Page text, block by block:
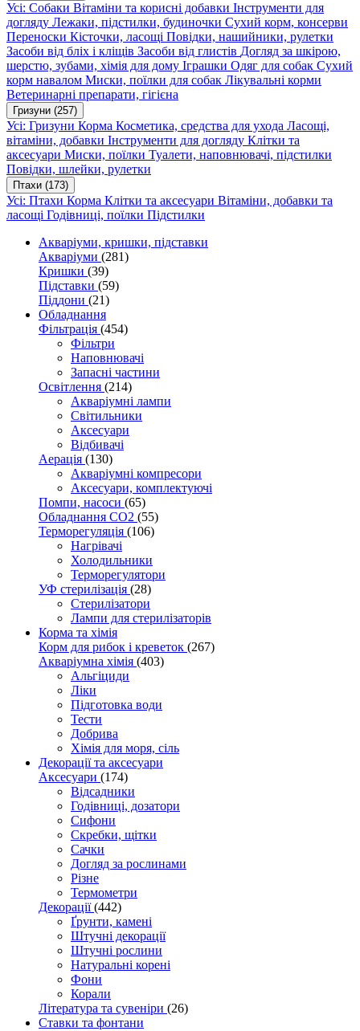
Усі: Собаки Вітаміни та корисні добавки Інструменти для
догляду Лежаки, підстилки, будиночки Сухий корм, консерви
Переноски Кісточки, ласощі Повідки, нашийники, рулетки
Засоби від бліх і кліщів Засоби від глистів Догляд за шкірою,
шерстю, зубами, хімія для дому Іграшки Одяг для собак Сухий
корм навалом Миски, поїлки для собак Лікувальні корми
Ветеринарні препарати, гігієна
Гризуни (257)
Усі: Гризуни Корма Косметика, средства для ухода Ласощі,
вітаміни, добавки Інструменти для догляду Клітки та
аксесуари Миски, поїлки Туалети, наповнювачі, підстилки
Повідки, шлейки, рулетки
Птахи (173)
Усі: Птахи Корма Клітки та аксесуари Вітаміни, добавки та
ласощі Годівниці, поїлки Підстилки
Акваріуми, кришки, підставки
Акваріуми (281)
Кришки (39)
Підставки (59)
Піддони (21)
Обладнання
Фільтрація (454)
Фільтри
Наповнювачі
Запасні частини
Освітлення (214)
Акваріумні лампи
Світильники
Аксесуари
Відбивачі
Аерація (130)
Акваріумні компресори
Аксесуари, комплектуючі
Помпи, насоси (65)
Обладнання CO2 (55)
Терморегуляція (106)
Нагрівачі
Холодильники
Терморегулятори
УФ стерилізація (28)
Стерилізатори
Лампи для стерилізаторів
Корма та хімія
Корм для рибок і креветок (267)
Акваріумна хімія (403)
Альгіциди
Ліки
Підготовка води
Тести
Добрива
Хімія для моря, сіль
Декорації та аксесуари
Аксесуари (174)
Відсадники
Годівниці, дозатори
Сифони
Скребки, щітки
Сачки
Догляд за рослинами
Різне
Термометри
Декорації(442)
Ґрунти, камені
Штучні декорації
Штучні рослини
Натуральні корені
Фони
Корали
Література та сувеніри (26)
Ставки та фонтани